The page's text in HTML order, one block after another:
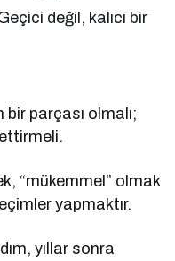
değil, kalıcı bir
bir parçası olmalı;
“mükemmel” olmak
yapmaktır.
yıllar sonra